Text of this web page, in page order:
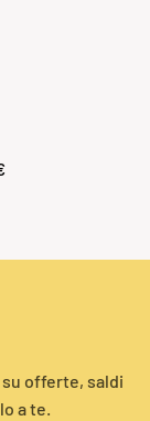
offerte, saldi
a te.